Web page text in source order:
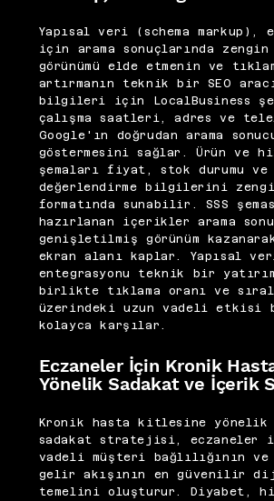
Yapısal veri (schema markup),
için arama sonuçlarında
görünümü elde etmenin ve
artırmanın teknik bir SEO
bilgileri için LocalBusiness
çalışma saatleri, adres ve
Google'ın doğrudan arama
göstermesini sağlar. Ürün ve
şemaları fiyat, stok durumu ve
değerlendirme bilgilerini
formatında sunabilir. SSS
hazırlanan içerikler arama
genişletilmiş görünüm
ekran alanı kaplar. Yapısal
entegrasyonu teknik bir
birlikte tıklama oranı ve
üzerindeki uzun vadeli etkisi
kolayca karşılar.
Eczaneler İçin Kronik
Yönelik Sadakat ve İçerik
Kronik hasta kitlesine
sadakat stratejisi, eczaneler
vadeli müşteri bağlılığının ve
gelir akışının en güvenilir
temelini oluşturur. Diyabet,